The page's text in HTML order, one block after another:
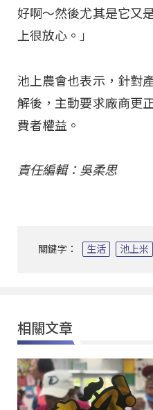
好啊～然後尤其是它又
上很放心。」
池上農會也表示，針對
解後，主動要求廠商更
費者權益。
責任編輯：吳柔思
關鍵字： 生活 池上米
相關文章